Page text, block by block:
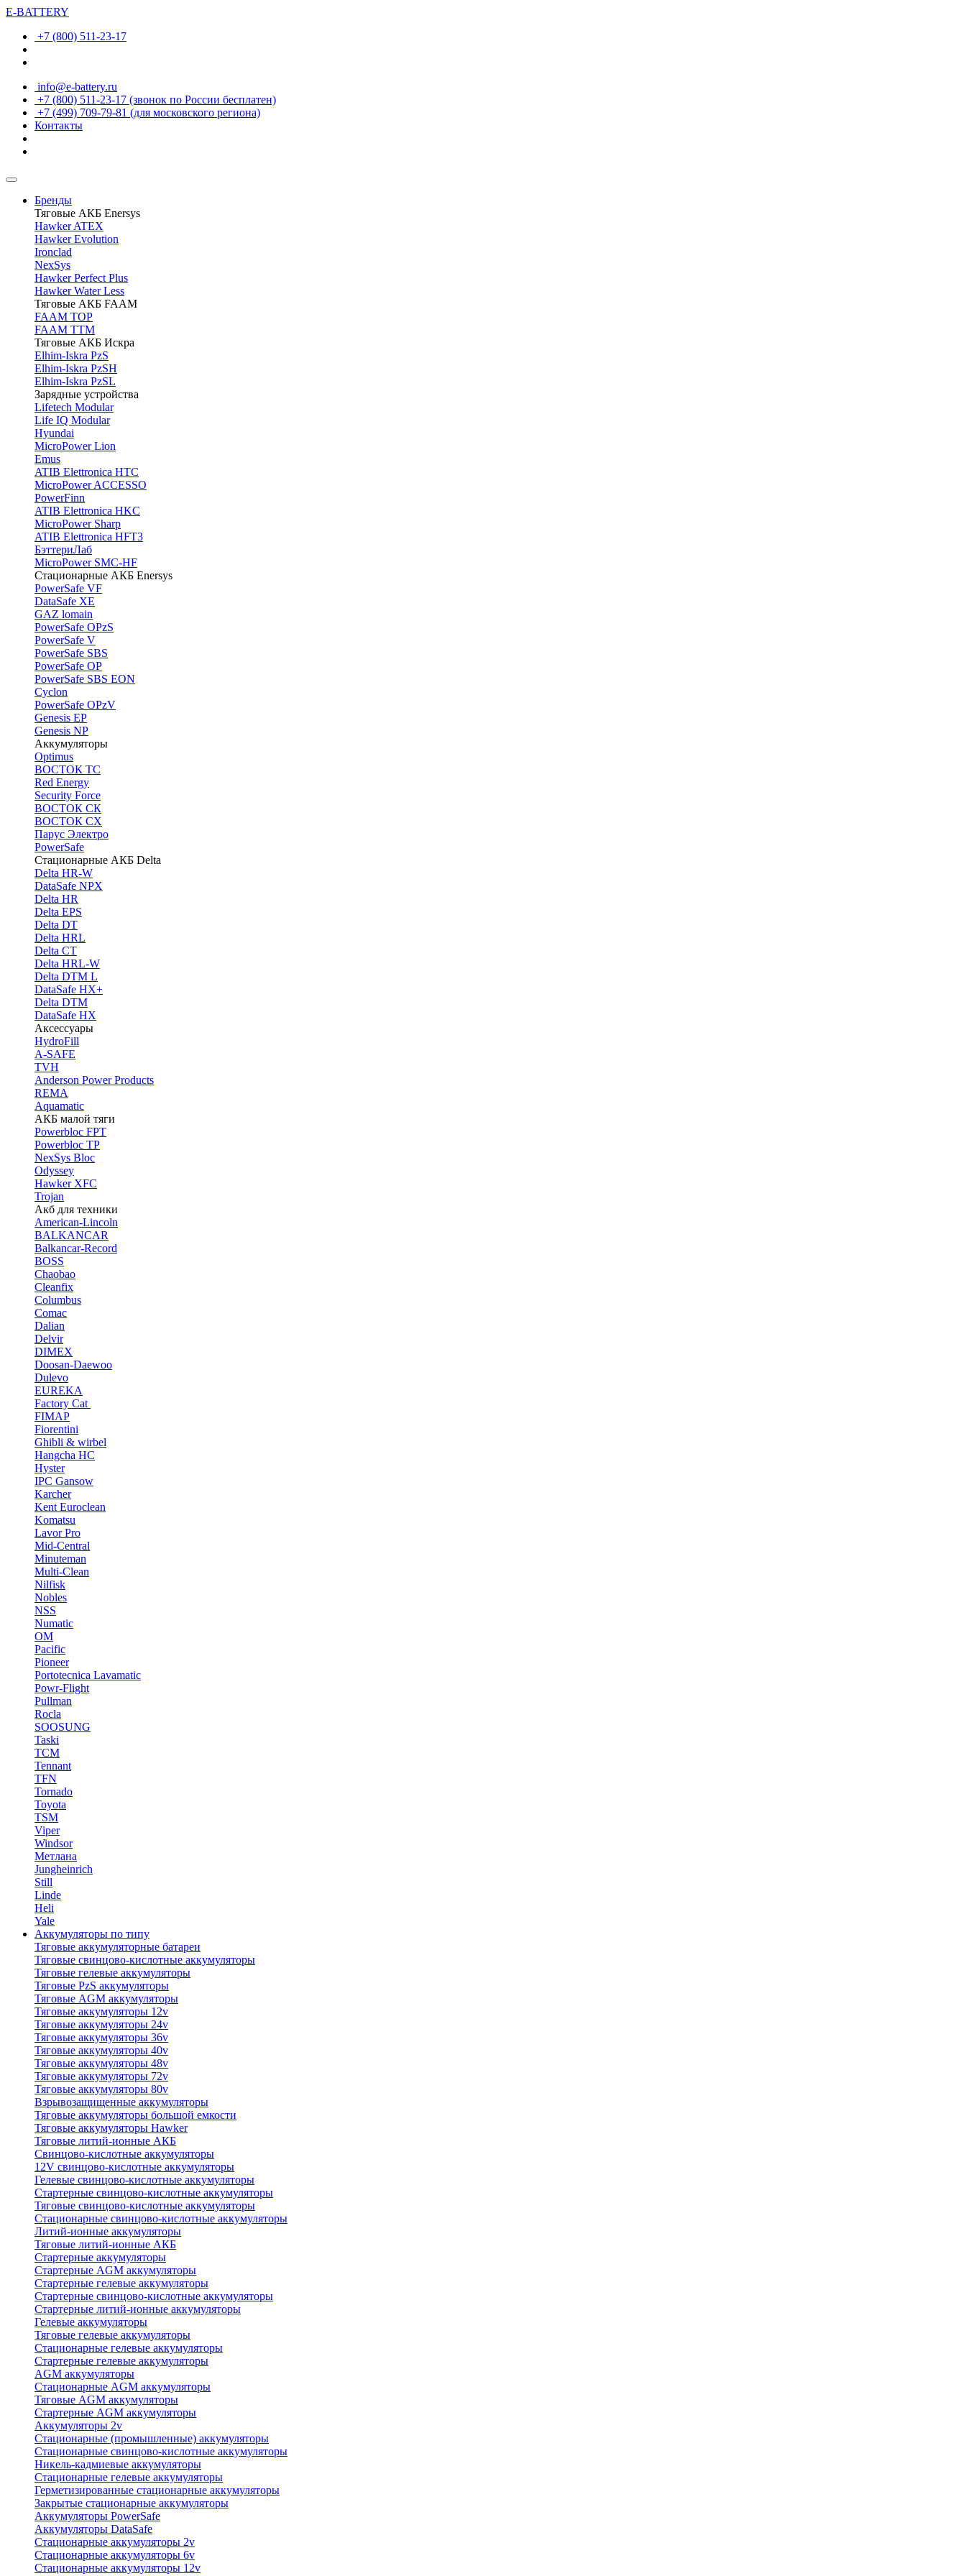
E-BATTERY
+7 (800) 511-23-17
info@e-battery.ru
+7 (800) 511-23-17 (звонок по России бесплатен)
+7 (499) 709-79-81 (для московского региона)
Контакты
Бренды
Тяговые АКБ Enersys
Hawker ATEX
Hawker Evolution
Ironclad
NexSys
Hawker Perfect Plus
Hawker Water Less
Тяговые АКБ FAAM
FAAM TOP
FAAM TTM
Тяговые АКБ Искра
Elhim-Iskra PzS
Elhim-Iskra PzSH
Elhim-Iskra PzSL
Зарядные устройства
Lifetech Modular
Life IQ Modular
Hyundai
MicroPower Lion
Emus
ATIB Elettronica HTC
MicroPower ACCESSO
PowerFinn
ATIB Elettronica HKC
MicroPower Sharp
ATIB Elettronica HFT3
БэттериЛаб
MicroPower SMC-HF
Стационарные АКБ Enersys
PowerSafe VF
DataSafe XE
GAZ lomain
PowerSafe OPzS
PowerSafe V
PоwerSafe SBS
PowerSafe OP
PоwerSafe SBS EON
Cyclon
PowerSafe OPzV
Genesis EP
Genesis NP
Аккумуляторы
Optimus
ВОСТОК ТС
Red Energy
Security Force
ВОСТОК СК
ВОСТОК СХ
Парус Электро
PowerSafe
Стационарные АКБ Delta
Delta HR-W
DataSafe NPX
Delta HR
Delta EPS
Delta DT
Delta HRL
Delta CT
Delta HRL-W
Delta DTM L
DataSafe HX+
Delta DTM
DataSafe HX
Аксессуары
HydroFill
A-SAFE
TVH
Anderson Power Products
REMA
Aquamatic
АКБ малой тяги
Powerbloc FPT
Powerbloc TP
NexSys Bloc
Odyssey
Hawker XFC
Trojan
Акб для техники
American-Lincoln
BALKANCAR
Balkancar-Record
BOSS
Chaobao
Cleanfix
Columbus
Comac
Dalian
Delvir
DIMEX
Doosan-Daewoo
Dulevo
EUREKA
Factory Cat
FIMAP
Fiorentini
Ghibli & wirbel
Hangcha HC
Hyster
IPC Gansow
Karcher
Kent Euroclean
Komatsu
Lavor Pro
Mid-Central
Minuteman
Multi-Clean
Nilfisk
Nobles
NSS
Numatic
OM
Pacific
Pioneer
Portotecnica Lavamatic
Powr-Flight
Pullman
Rocla
SOOSUNG
Taski
TCM
Tennant
TFN
Tornado
Toyota
TSM
Viper
Windsor
Метлана
Jungheinrich
Still
Linde
Heli
Yale
Аккумуляторы по типу
Тяговые аккумуляторные батареи
Тяговые свинцово-кислотные аккумуляторы
Тяговые гелевые аккумуляторы
Тяговые PzS аккумуляторы
Тяговые AGM аккумуляторы
Тяговые аккумуляторы 12v
Тяговые аккумуляторы 24v
Тяговые аккумуляторы 36v
Тяговые аккумуляторы 40v
Тяговые аккумуляторы 48v
Тяговые аккумуляторы 72v
Тяговые аккумуляторы 80v
Взрывозащищенные аккумуляторы
Тяговые аккумуляторы большой емкости
Тяговые аккумуляторы Hawker
Тяговые литий-ионные АКБ
Свинцово-кислотные аккумуляторы
12V свинцово-кислотные аккумуляторы
Гелевые свинцово-кислотные аккумуляторы
Стартерные свинцово-кислотные аккумуляторы
Тяговые свинцово-кислотные аккумуляторы
Стационарные свинцово-кислотные аккумуляторы
Литий-ионные аккумуляторы
Тяговые литий-ионные АКБ
Стартерные аккумуляторы
Стартерные AGM аккумуляторы
Стартерные гелевые аккумуляторы
Стартерные свинцово-кислотные аккумуляторы
Стартерные литий-ионные аккумуляторы
Гелевые аккумуляторы
Тяговые гелевые аккумуляторы
Стационарные гелевые аккумуляторы
Стартерные гелевые аккумуляторы
AGM аккумуляторы
Стационарные AGM аккумуляторы
Тяговые AGM аккумуляторы
Стартерные AGM аккумуляторы
Аккумуляторы 2v
Стационарные (промышленные) аккумуляторы
Стационарные свинцово-кислотные аккумуляторы
Никель-кадмиевые аккумуляторы
Стационарные гелевые аккумуляторы
Герметизированные стационарные аккумуляторы
Закрытые стационарные аккумуляторы
Аккумуляторы PowerSafe
Аккумуляторы DataSafe
Стационарные аккумуляторы 2v
Стационарные аккумуляторы 6v
Стационарные аккумуляторы 12v